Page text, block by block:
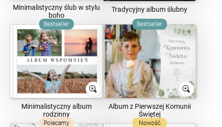
Minimalistyczny ślub w stylu
boho
Tradycyjny album ślubny
Bestseller
Minimalistyczny album
rodzinny
Bestseller
Album z Pierwszej Komunii
Świętej
Polecamy Nowość